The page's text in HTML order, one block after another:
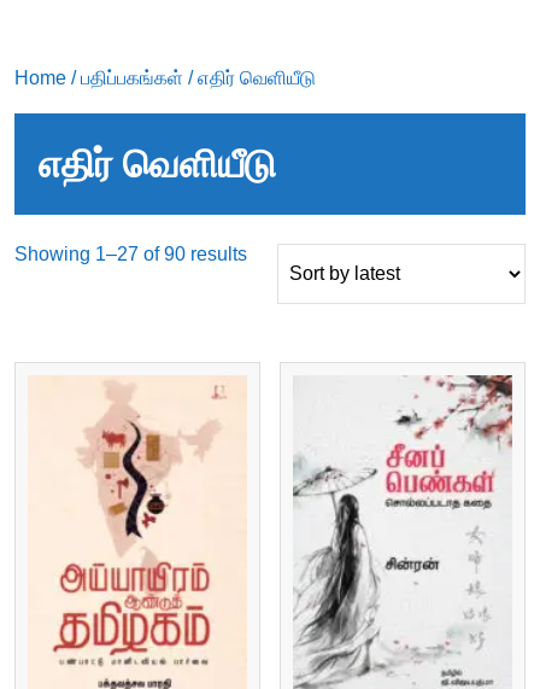
Home /பதிப்பகங்கள் / எதிர் வெளியீடு
எதிர் வெளியீடு
Showing 1–27 of 90 resultsSorted